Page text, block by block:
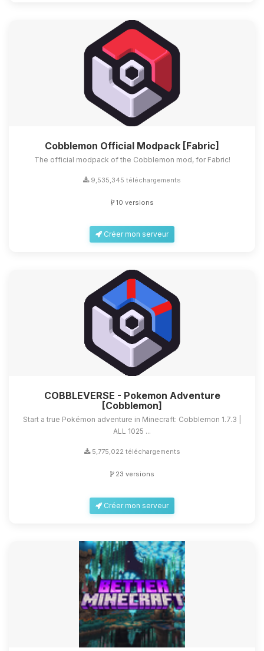
Cobblemon Official Modpack [Fabric]
The official modpack of the Cobblemon mod, for Fabric!
9,535,345 téléchargements
10 versions
Créer mon serveur
COBBLEVERSE - Pokemon Adventure
[Cobblemon]
Start a true Pokémon adventure in Minecraft: Cobblemon 1.7.3 |
ALL 1025 ...
5,775,022 téléchargements
23 versions
Créer mon serveur